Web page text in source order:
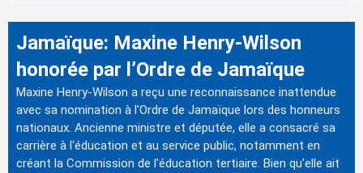
Jamaïque: Maxine Henry-Wilson
honorée par l’Ordre de Jamaïque
Maxine Henry-Wilson a reçu une reconnaissance inattendue
avec sa nomination à l'Ordre de Jamaïque lors des honneurs
nationaux. Ancienne ministre et députée, elle a consacré sa
carrière à l'éducation et au service public, notamment en
créant la Commission de l'éducation tertiaire. Bien qu'elle ait